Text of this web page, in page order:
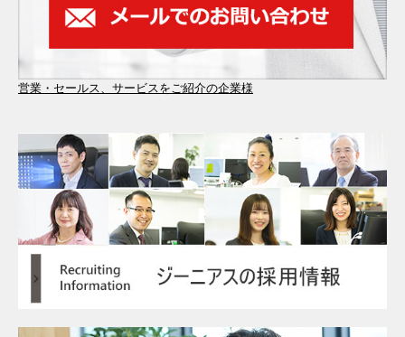
営業・セールス、サービスをご紹介の企業様